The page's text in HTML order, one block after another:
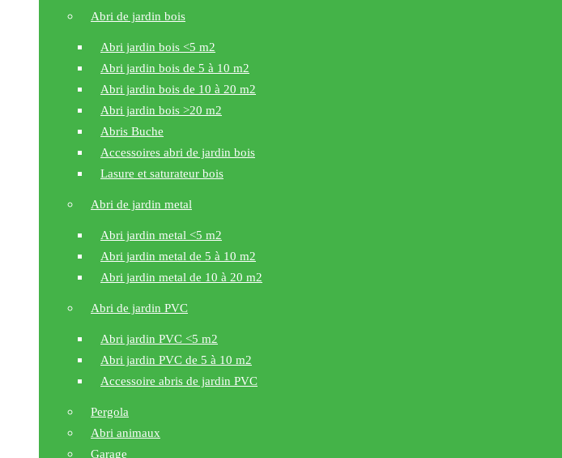
Abri de jardin bois
Abri jardin bois <5 m2
Abri jardin bois de 5 à 10 m2
Abri jardin bois de 10 à 20 m2
Abri jardin bois >20 m2
Abris Buche
Accessoires abri de jardin bois
Lasure et saturateur bois
Abri de jardin metal
Abri jardin metal <5 m2
Abri jardin metal de 5 à 10 m2
Abri jardin metal de 10 à 20 m2
Abri de jardin PVC
Abri jardin PVC <5 m2
Abri jardin PVC de 5 à 10 m2
Accessoire abris de jardin PVC
Pergola
Abri animaux
Garage